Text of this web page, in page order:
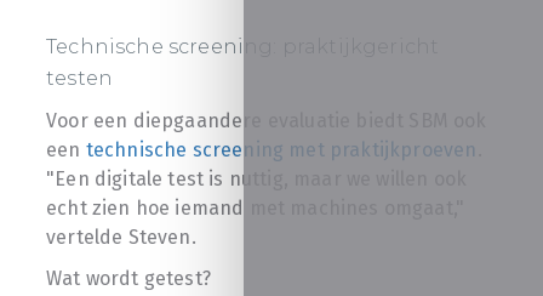
Technische screening: praktijkgericht
testen
Voor een diepgaandere evaluatie biedt SBM ook
een technische screening met praktijkproeven
"Een digitale test is nuttig, maar we willen ook
echt zien hoe iemand met machines omgaat,"
vertelde Steven.
Wat wordt getest?